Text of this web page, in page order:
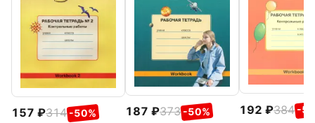
157 314 -50% 187 373 -50% 192 384 -